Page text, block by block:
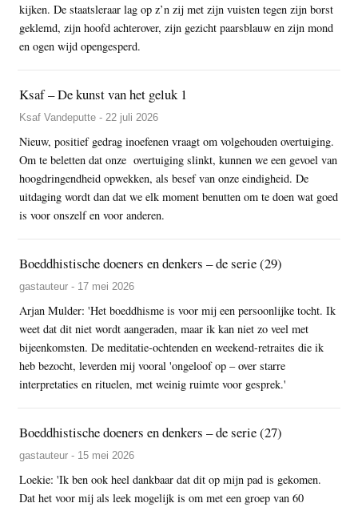
kijken. De staatsleraar lag op z’n zij met zijn vuisten tegen zijn borst
geklemd, zijn hoofd achterover, zijn gezicht paarsblauw en zijn mond
en ogen wijd opengesperd.
Ksaf – De kunst van het geluk 1
Ksaf Vandeputte - 22 juli 2026
Nieuw, positief gedrag inoefenen vraagt om volgehouden overtuiging.
Om te beletten dat onze overtuiging slinkt, kunnen we een gevoel van
hoogdringendheid opwekken, als besef van onze eindigheid. De
uitdaging wordt dan dat we elk moment benutten om te doen wat goed
is voor onszelf en voor anderen.
Boeddhistische doeners en denkers – de serie (29)
gastauteur - 17 mei 2026
Arjan Mulder: 'Het boeddhisme is voor mij een persoonlijke tocht. Ik
weet dat dit niet wordt aangeraden, maar ik kan niet zo veel met
bijeenkomsten. De meditatie-ochtenden en weekend-retraites die ik
heb bezocht, leverden mij vooral 'ongeloof op – over starre
interpretaties en rituelen, met weinig ruimte voor gesprek.'
Boeddhistische doeners en denkers – de serie (27)
gastauteur - 15 mei 2026
Loekie: 'Ik ben ook heel dankbaar dat dit op mijn pad is gekomen.
Dat het voor mij als leek mogelijk is om met een groep van 60